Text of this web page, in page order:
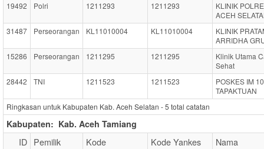
19492
Polri 1211293 1211293
KLINIK
ACEH
31487
Perseorangan KL11010004 KL11010004
KLINIK
ARRIDHA
15286
Perseorangan 1211295 1211295
Klinik Utama
Sehat
28442
TNI 1211523 1211523
POSKES IM
TAPAKTUAN
Ringkasan untuk Kabupaten Kab. Aceh Selatan -5 total catatan
Kabupaten: Kab. Aceh Tamiang
ID Pemilik Kode Kode Yankes Nama